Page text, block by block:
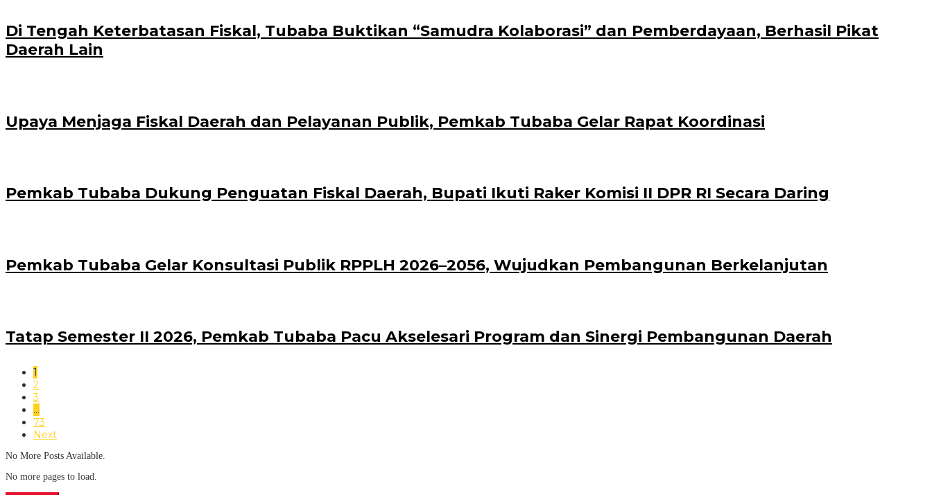
Di Tengah Keterbatasan Fiskal, Tubaba Buktikan “Samudra Kolaborasi” dan Pemberdayaan, Berhasil Pikat
Daerah Lain
Upaya Menjaga Fiskal Daerah dan Pelayanan Publik, Pemkab Tubaba Gelar Rapat Koordinasi
Pemkab Tubaba Dukung Penguatan Fiskal Daerah, Bupati Ikuti Raker Komisi II DPR RI Secara Daring
Pemkab Tubaba Gelar Konsultasi Publik RPPLH 2026–2056, Wujudkan Pembangunan Berkelanjutan
Tatap Semester II 2026, Pemkab Tubaba Pacu Akselesari Program dan Sinergi Pembangunan Daerah
1
2
3
…
73
Next
No More Posts Available.
No more pages to load.